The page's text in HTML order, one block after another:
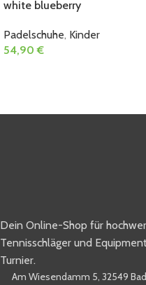
white blueberry
Padelschuhe, Kinder
54,90€
Dein Online-Shop für
Tennisschläger und
Turnier.
Am Wiesendamm 5, 32549